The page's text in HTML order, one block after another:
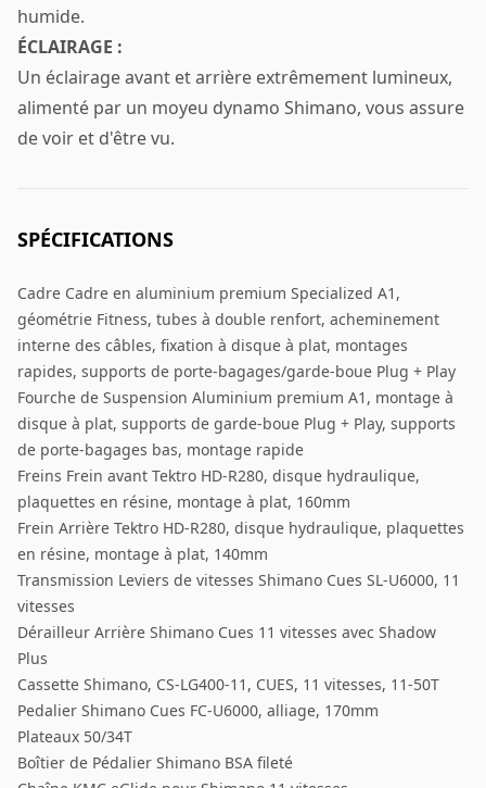
humide.
ÉCLAIRAGE :
Un éclairage avant et arrière extrêmement lumineux,
alimenté par un moyeu dynamo Shimano, vous assure
de voir et d'être vu.
SPÉCIFICATIONS
Cadre Cadre en aluminium premium Specialized A1,
géométrie Fitness, tubes à double renfort, acheminement
interne des câbles, fixation à disque à plat, montages
rapides, supports de porte-bagages/garde-boue Plug + Play
Fourche de Suspension Aluminium premium A1, montage à
disque à plat, supports de garde-boue Plug + Play, supports
de porte-bagages bas, montage rapide
Freins Frein avant Tektro HD-R280, disque hydraulique,
plaquettes en résine, montage à plat, 160mm
Frein Arrière Tektro HD-R280, disque hydraulique, plaquettes
en résine, montage à plat, 140mm
Transmission Leviers de vitesses Shimano Cues SL-U6000, 11
vitesses
Dérailleur Arrière Shimano Cues 11 vitesses avec Shadow
Plus
Cassette Shimano, CS-LG400-11, CUES, 11 vitesses, 11-50T
Pedalier Shimano Cues FC-U6000, alliage, 170mm
Plateaux 50/34T
Boîtier de Pédalier Shimano BSA fileté